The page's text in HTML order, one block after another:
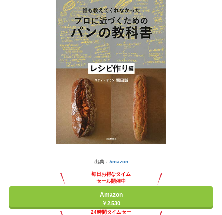
出典： Amazon
毎日お得なタイム
セール開催中
Amazon
￥2,530
24時間タイムセー